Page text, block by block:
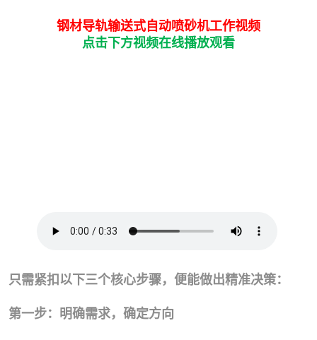
钢材导轨输送式自动喷砂机工作视频
点击下方视频在线播放观看
只需紧扣以下三个核心步骤，便能做出精准决策：
第一步：明确需求，确定方向